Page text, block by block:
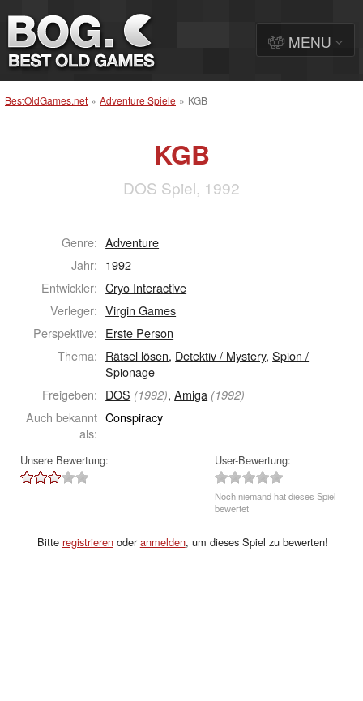
BestOldGames.net » Adventure Spiele » KGB
KGB
DOS Spiel, 1992
Genre: Adventure
Jahr: 1992
Entwickler: Cryo Interactive
Verleger: Virgin Games
Perspektive: Erste Person
Thema: Rätsel lösen, Detektiv / Mystery,Spion /
Spionage
Freigeben: DOS (1992),Amiga (1992)
Auch bekannt
als:
Conspiracy
Unsere Bewertung: User-Bewertung:
Noch niemand hat dieses Spiel
bewertet
Bitte registrierenoderanmelden, um dieses Spiel zu bewerten!
MENU